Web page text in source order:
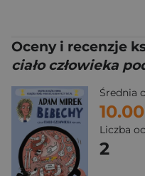
Oceny i recenzje
ciało człowieka
Średnia
10.00
Liczba
2